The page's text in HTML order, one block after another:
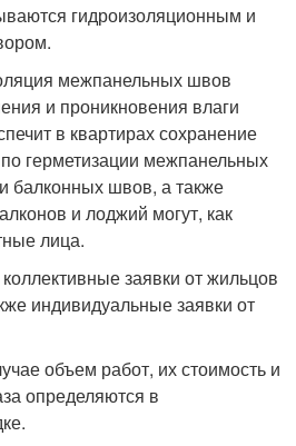
гидроизоляционным и
межпанельных швов
и проникновения влаги
в квартирах сохранение
по герметизации межпанельных
балконных швов, а также
и лоджий могут, как
лица.
заявки от жильцов
индивидуальные заявки от
объем работ, их стоимость и
определяются в